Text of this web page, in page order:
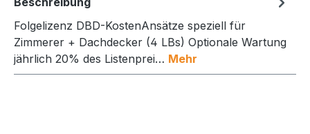
Folgelizenz DBD-KostenAnsätze speziell für
Zimmerer + Dachdecker (4 LBs) Optionale Wartung
jährlich 20% des Listenprei… Mehr